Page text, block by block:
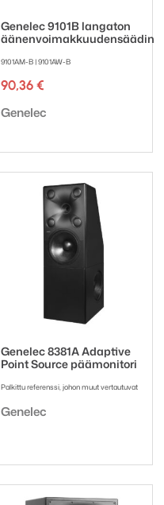
Genelec 9101B langaton
äänenvoimakkuudensäädin
9101AM-B | 9101AW-B
90,36 €
Tuotemerkki:
Genelec
Genelec 8381A Adaptive
Point Source päämonitori
Palkittu referenssi, johon muut vertautuvat
Tuotemerkki:
Genelec